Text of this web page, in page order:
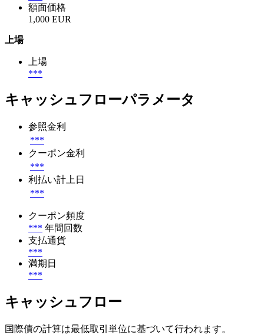
額面価格
1,000 EUR
上場
上場
***
キャッシュフローパラメータ
参照金利
***
クーポン金利
***
利払い計上日
***
クーポン頻度
*** 年間回数
支払通貨
***
満期日
***
キャッシュフロー
国際債の計算は最低取引単位に基づいて行われます。